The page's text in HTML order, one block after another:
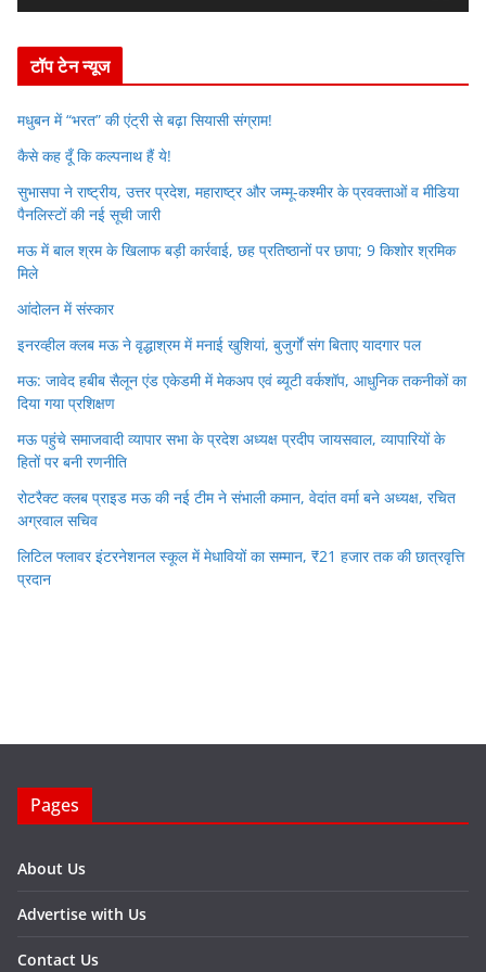
e
r
टॉप टेन न्यूज
मधुबन में “भरत” की एंट्री से बढ़ा सियासी संग्राम!
कैसे कह दूँ कि कल्पनाथ हैं ये!
सुभासपा ने राष्ट्रीय, उत्तर प्रदेश, महाराष्ट्र और जम्मू-कश्मीर के प्रवक्ताओं व मीडिया
पैनलिस्टों की नई सूची जारी
मऊ में बाल श्रम के खिलाफ बड़ी कार्रवाई, छह प्रतिष्ठानों पर छापा; 9 किशोर श्रमिक
मिले
आंदोलन में संस्कार
इनरव्हील क्लब मऊ ने वृद्धाश्रम में मनाई खुशियां, बुजुर्गों संग बिताए यादगार पल
मऊ: जावेद हबीब सैलून एंड एकेडमी में मेकअप एवं ब्यूटी वर्कशॉप, आधुनिक तकनीकों का
दिया गया प्रशिक्षण
मऊ पहुंचे समाजवादी व्यापार सभा के प्रदेश अध्यक्ष प्रदीप जायसवाल, व्यापारियों के
हितों पर बनी रणनीति
रोटरैक्ट क्लब प्राइड मऊ की नई टीम ने संभाली कमान, वेदांत वर्मा बने अध्यक्ष, रचित
अग्रवाल सचिव
लिटिल फ्लावर इंटरनेशनल स्कूल में मेधावियों का सम्मान, ₹21 हजार तक की छात्रवृत्ति
प्रदान
Pages
About Us
Advertise with Us
Contact Us